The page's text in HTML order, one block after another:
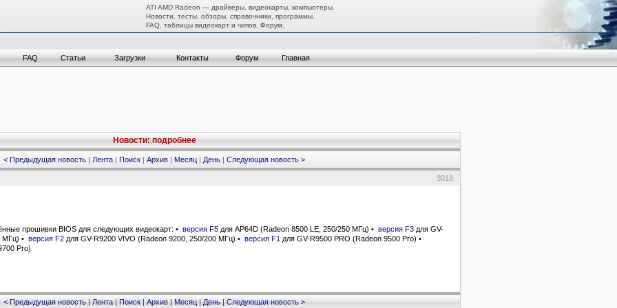
ATI AMD Radeon — драйверы, видеокарты, компьютеры.
Новости, тесты, обзоры, справочники, программы.
FAQ, таблицы видеокарт и чипов. Форум.
FAQ Статьи Загрузки Контакты Форум Главная
Новости: подробнее
< Предыдущая новость | Лента | Поиск | Архив | Месяц | День | Следующая новость >
3018
прошивки BIOS для следующих видеокарт: • версия F5 для AP64D (Radeon 8500 LE, 250/250 МГц) • версия F3 для GV-
МГц) • версия F2 для GV-R9200 VIVO (Radeon 9200, 250/200 МГц) • версия F1 для GV-R9500 PRO (Radeon 9500 Pro) •
Pro)
< Предыдущая новость Лента| Поиск Архив Месяц День Следующая новость >